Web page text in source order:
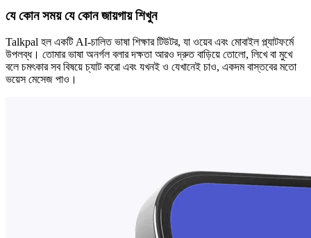
যে কোন সময় যে কোন জায়গায় শিখুন
Talkpal হল একটি AI-চালিত ভাষা শিক্ষার টিউটর, যা ওয়েব এবং মোবাইল প্ল্যাটফর্মে
উপলব্ধ। তোমার ভাষা অনর্গল বলার দক্ষতা আরও দ্রুত বাড়িয়ে তোলো, লিখে বা মুখে
বলে চমৎকার সব বিষয়ে চ্যাট করো এবং যখনই ও যেখানেই চাও, একদম বাস্তবের মতো
ভয়েস মেসেজ পাও।